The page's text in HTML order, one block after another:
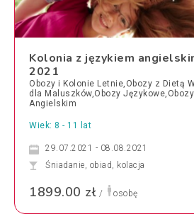
Kolonia z językiem
2021
Obozy i Kolonie Letnie,Obozy z Dietą
dla Maluszków,Obozy
Angielskim
Wiek: 8 - 11 lat
29.07.2021 - 08.08.2021
Śniadanie, obiad, kolacja
1899.00 zł / osobę